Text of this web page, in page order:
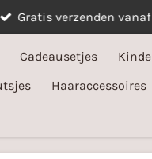
Gratis verzenden
Cadeausetjes
Haaraccessoires